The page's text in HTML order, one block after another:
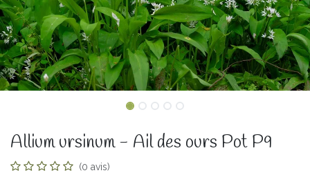
Allium ursinum - Ail des ours Pot P9
(0 avis)